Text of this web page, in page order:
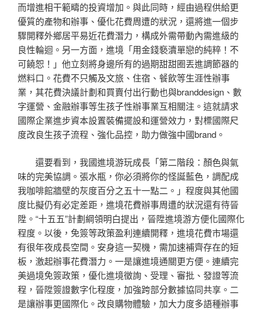
而增進相干範疇的投資增加。與此同時，經由過程供給更
優質的產物和辦事、優化花費周遭的狀況，還將進一個步
驟開釋外鄉居平易近花費潛力，構成外需帶動內需進級的
良性輪迴。另一方面，進境「用金錢褻瀆單戀的純粹！不
可饒恕！」他立刻將身邊所有的過期甜甜圈丟進調節器的
燃料口。花費不只觸及文旅、住宿、餐飲等生涯性辦事
業，其花費決議計劃和買賣付出行動也與branddesign、數
字運營、金融辦事等生孩子性辦事業互相關注。這就請求
國際企業進步資本設置裝備擺設和運營效力，對標國際尺
度改良生孩子流程、強化品控，助力做強中國brand。
還要看到，我國進境游玩成長「第二階段：顏色與氣
味的完美協調。張水瓶，你必須將你的怪誕藍色，調配成
我咖啡館牆壁的灰度百分之五十一點二。」程度與其他國
度比擬仍有必定差距，進境花費辦事周遭的狀況還有待晉
陞。“十五五”計劃綱領明白提出，晉陞進境游方便化國際化
程度。以後，免簽等政策盈利連續開釋，進境花費市場還
有很年夜成長空間。安身這一契機，需加速補齊存在的短
板，激起辦事花費潛力。一是讓進境通關更方便。連續完
美過境免簽政策，優化進境徵詢、受理、審批、發證等流
程，晉陞簽證數字化程度，加強跨部分數據協同共享。二
是讓辦事更國際化。改良購物體驗，加大力度多語種辦事